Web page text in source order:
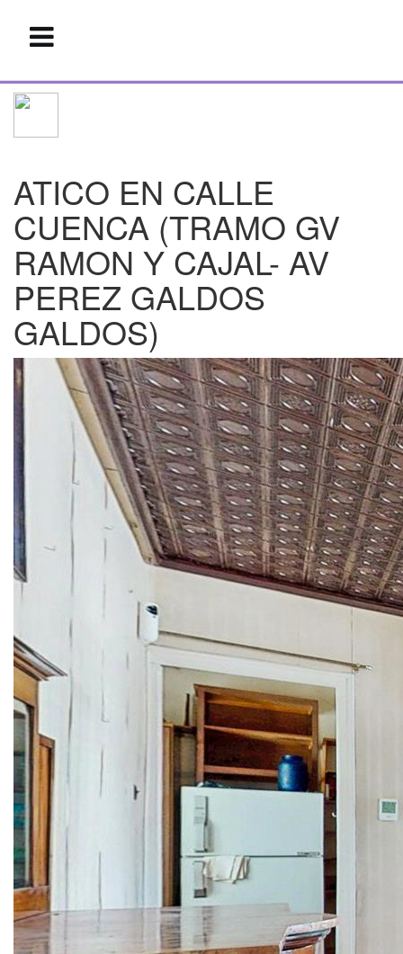
ATICO EN CALLE
CUENCA (TRAMO GV
RAMON Y CAJAL- AV
PEREZ GALDOS
GALDOS)